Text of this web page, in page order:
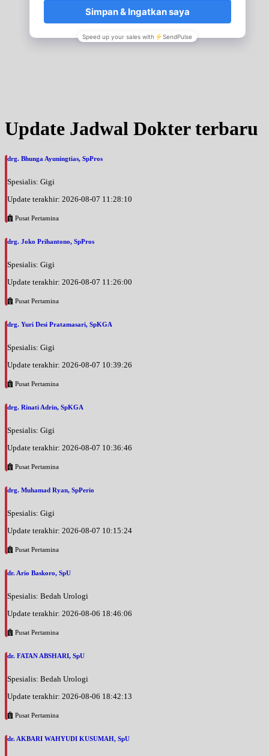
Update Jadwal Dokter terbaru
drg. Bhunga Ayuningtias, SpPros
Spesialis: Gigi
Update terakhir: 2026-08-07 11:28:10
Pusat Pertamina
drg. Joko Prihantono, SpPros
Spesialis: Gigi
Update terakhir: 2026-08-07 11:26:00
Pusat Pertamina
drg. Yuri Desi Pratamasari, SpKGA
Spesialis: Gigi
Update terakhir: 2026-08-07 10:39:26
Pusat Pertamina
drg. Rinati Adrin, SpKGA
Spesialis: Gigi
Update terakhir: 2026-08-07 10:36:46
Pusat Pertamina
drg. Muhamad Ryan, SpPerio
Spesialis: Gigi
Update terakhir: 2026-08-07 10:15:24
Pusat Pertamina
dr. Ario Baskoro, SpU
Spesialis: Bedah Urologi
Update terakhir: 2026-08-06 18:46:06
Pusat Pertamina
dr. FATAN ABSHARI, SpU
Spesialis: Bedah Urologi
Update terakhir: 2026-08-06 18:42:13
Pusat Pertamina
dr. AKBARI WAHYUDI KUSUMAH, SpU